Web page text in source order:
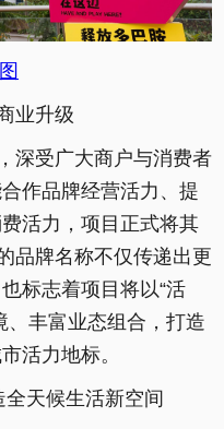
业升级
深受广大商户与消费者
作品牌经营活力、提
活力，项目正式将其
品牌名称不仅传递出更
标志着项目将以“活
、丰富业态组合，打造
活力地标。
天候生活新空间